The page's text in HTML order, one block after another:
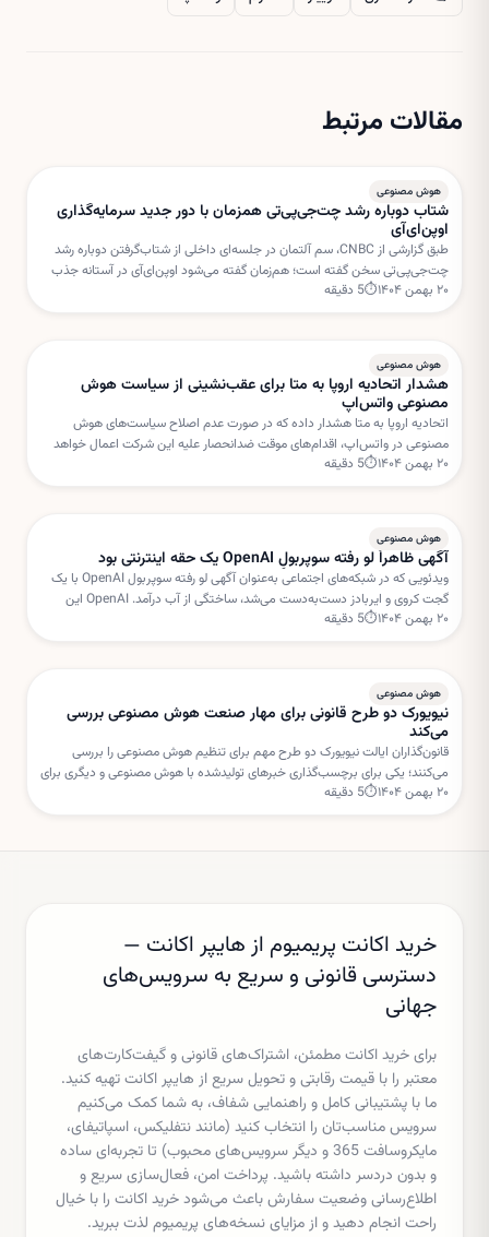
مقالات مرتبط
هوش مصنوعی
شتاب دوباره رشد چت‌جی‌پی‌تی همزمان با دور جدید سرمایه‌گذاری
اوپن‌ای‌آی
طبق گزارشی از CNBC، سم آلتمان در جلسه‌ای داخلی از شتاب‌گرفتن دوباره رشد
چت‌جی‌پی‌تی سخن گفته است؛ هم‌زمان گفته می‌شود اوپن‌ای‌آی در آستانه جذب
دور جدیدی از سرمایه‌گذاری با ارزش‌گذاری بسیار بالا است.
۲۰ بهمن ۱۴۰۴ ⏱
5 دقیقه
هوش مصنوعی
هشدار اتحادیه اروپا به متا برای عقب‌نشینی از سیاست هوش
مصنوعی واتس‌اپ
اتحادیه اروپا به متا هشدار داده که در صورت عدم اصلاح سیاست‌های هوش
مصنوعی در واتس‌اپ، اقدام‌های موقت ضدانحصار علیه این شرکت اعمال خواهد
شد. بروکسل نگران استفاده متا از داده‌های کاربران برای خدمات هوش مصنوعی
۲۰ بهمن ۱۴۰۴ ⏱
5 دقیقه
هوش مصنوعی
آگهی ظاهراً لو رفته سوپربولِ OpenAI یک حقه اینترنتی بود
ویدئویی که در شبکه‌های اجتماعی به‌عنوان آگهی لو رفته سوپربول OpenAI با یک
گجت کروی و ایربادز دست‌به‌دست می‌شد، ساختگی از آب درآمد. OpenAI این
داستان را «فیک نیوز» خوانده است.
۲۰ بهمن ۱۴۰۴ ⏱
5 دقیقه
هوش مصنوعی
نیویورک دو طرح قانونی برای مهار صنعت هوش مصنوعی بررسی
می‌کند
قانون‌گذاران ایالت نیویورک دو طرح مهم برای تنظیم هوش مصنوعی را بررسی
می‌کنند؛ یکی برای برچسب‌گذاری خبرهای تولیدشده با هوش مصنوعی و دیگری برای
تعلیق مجوز ساخت مراکز داده جدید.
۲۰ بهمن ۱۴۰۴ ⏱
5 دقیقه
خرید اکانت پریمیوم از هایپر اکانت —
دسترسی قانونی و سریع به سرویس‌های
جهانی
برای خرید اکانت مطمئن، اشتراک‌های قانونی و گیفت‌کارت‌های
معتبر را با قیمت رقابتی و تحویل سریع از هایپر اکانت تهیه کنید.
ما با پشتیبانی کامل و راهنمایی شفاف، به شما کمک می‌کنیم
سرویس مناسب‌تان را انتخاب کنید (مانند نتفلیکس، اسپاتیفای،
مایکروسافت 365 و دیگر سرویس‌های محبوب) تا تجربه‌ای ساده
و بدون دردسر داشته باشید. پرداخت امن، فعال‌سازی سریع و
اطلاع‌رسانی وضعیت سفارش باعث می‌شود خرید اکانت را با خیال
راحت انجام دهید و از مزایای نسخه‌های پریمیوم لذت ببرید.